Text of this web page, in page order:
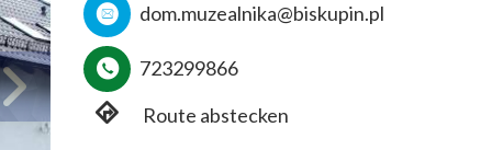
dom.muzealnika@biskupin.pl
723299866
Route abstecken